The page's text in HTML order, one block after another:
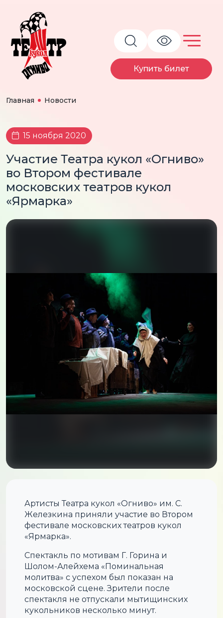
Купить билет
Главная Новости
15 ноября 2020
Участие Театра кукол «Огниво»
во Втором фестивале
московских театров кукол
«Ярмарка»
Артисты Театра кукол «Огниво» им. С.
Железкина приняли участие во Втором
фестивале московских театров кукол
«Ярмарка».
Спектакль по мотивам Г. Горина и
Шолом-Алейхема «Поминальная
молитва» с успехом был показан на
московской сцене. Зрители после
спектакля не отпускали мытищинских
кукольников несколько минут.